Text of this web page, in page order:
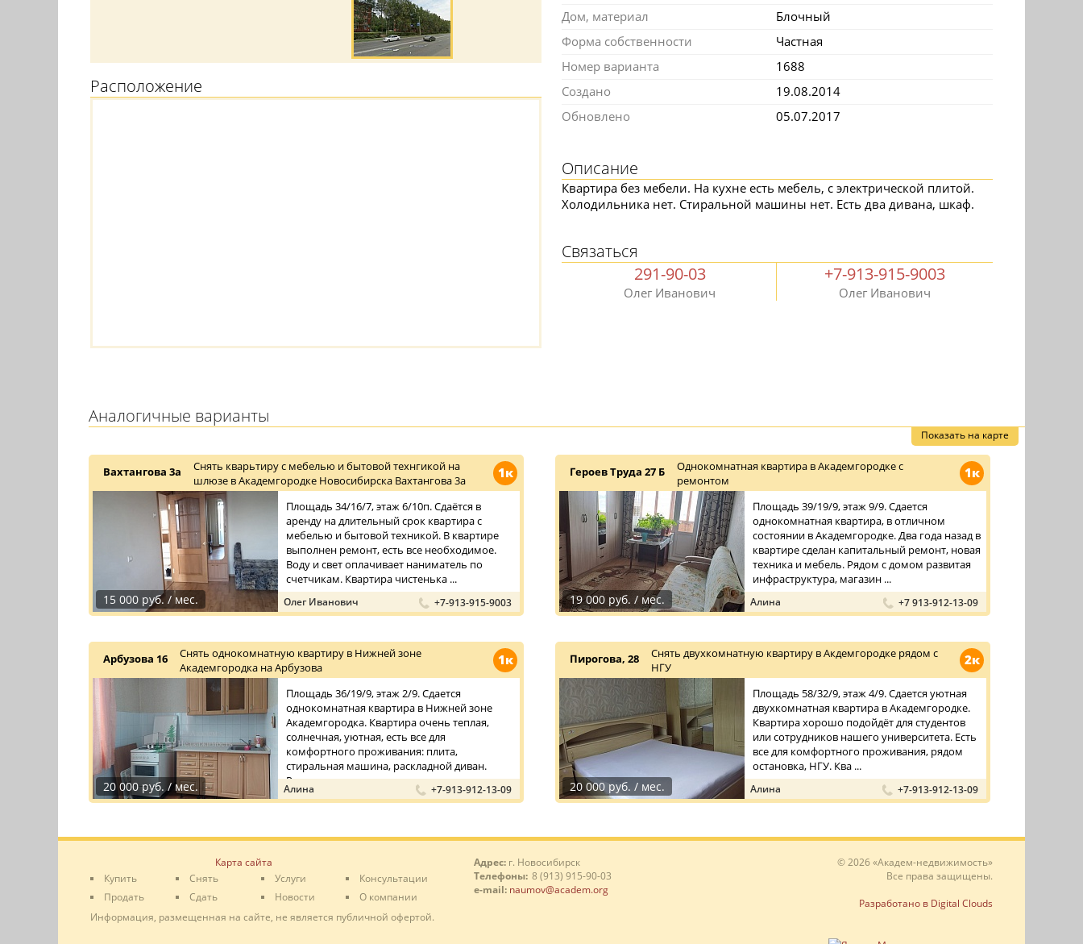
Расположение
Дом, материал
Блочный
Форма собственности
Частная
Номер варианта
1688
Создано
19.08.2014
Обновлено
05.07.2017
Описание
Квартира без мебели. На кухне есть мебель, с электрической плитой.
Холодильника нет. Стиральной машины нет. Есть два дивана, шкаф.
Связаться
291-90-03
Олег Иванович
+7-913-915-9003
Олег Иванович
Аналогичные варианты
Показать на карте
1к
Вахтангова 3а
Снять кварьтиру с мебелью и бытовой технгикой на
шлюзе в Академгородке Новосибирска Вахтангова 3а
15 000 руб. / мес.
Площадь 34/16/7, этаж 6/10п. Сдаётся в
аренду на длительный срок квартира с
мебелью и бытовой техникой. В квартире
выполнен ремонт, есть все необходимое.
Воду и свет оплачивает наниматель по
счетчикам. Квартира чистенька ...
Олег Иванович +7-913-915-9003
1к
Героев Труда 27 Б
Однокомнатная квартира в Академгородке с
ремонтом
19 000 руб. / мес.
Площадь 39/19/9, этаж 9/9. Сдается
однокомнатная квартира, в отличном
состоянии в Академгородке. Два года назад в
квартире сделан капитальный ремонт, новая
техника и мебель. Рядом с домом развитая
инфраструктура, магазин ...
Алина +7 913-912-13-09
1к
Арбузова 16
Снять однокомнатную квартиру в Нижней зоне
Академгородка на Арбузова
20 000 руб. / мес.
Площадь 36/19/9, этаж 2/9. Сдается
однокомнатная квартира в Нижней зоне
Академгородка. Квартира очень теплая,
солнечная, уютная, есть все для
комфортного проживания: плита,
стиральная машина, раскладной диван.
Рядом с до ...
Алина +7-913-912-13-09
2к
Пирогова, 28
Снять двухкомнатную квартиру в Акдемгородке рядом с
НГУ
20 000 руб. / мес.
Площадь 58/32/9, этаж 4/9. Сдается уютная
двухкомнатная квартира в Академгородке.
Квартира хорошо подойдёт для студентов
или сотрудников нашего университета. Есть
все для комфортного проживания, рядом
остановка, НГУ. Ква ...
Алина +7-913-912-13-09
Карта сайта
Купить
Продать
Снять
Сдать
Услуги
Новости
Консультации
О компании
Информация, размещенная на сайте, не является публичной офертой.
Адрес: г. Новосибирск
Телефоны: 8 (913) 915-90-03
e-mail: naumov@academ.org
© 2026 «Академ-недвижимость»
Все права защищены.
Разработано в Digital Clouds